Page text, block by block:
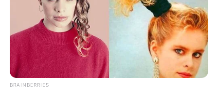
BRAINBERRIES